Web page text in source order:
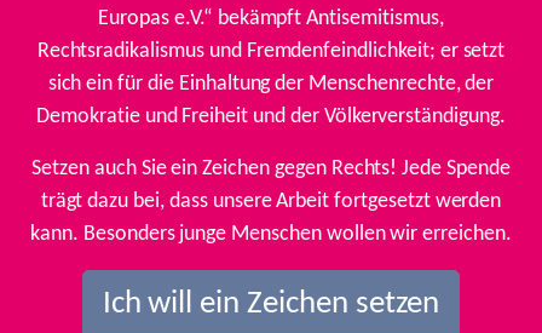
Europas e.V.“ bekämpft Antisemitismus,
Rechtsradikalismus und Fremdenfeindlichkeit; er setzt
sich ein für die Einhaltung der Menschenrechte, der
Demokratie und Freiheit und der Völkerverständigung.
Setzen auch Sie ein Zeichen gegen Rechts! Jede Spende
trägt dazu bei, dass unsere Arbeit fortgesetzt werden
kann. Besonders junge Menschen wollen wir erreichen.
Ich will ein Zeichen setzen